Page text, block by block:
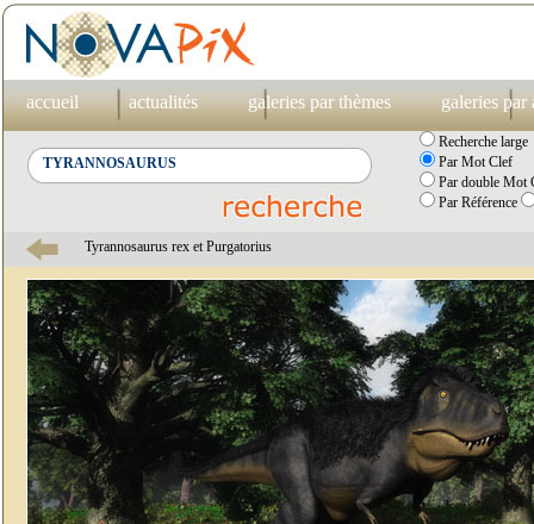
accueil actualités galeries par thèmes galeries par
Recherche large
Par Mot Clef
Par double Mot
Par Référence
Tyrannosaurus rex et Purgatorius